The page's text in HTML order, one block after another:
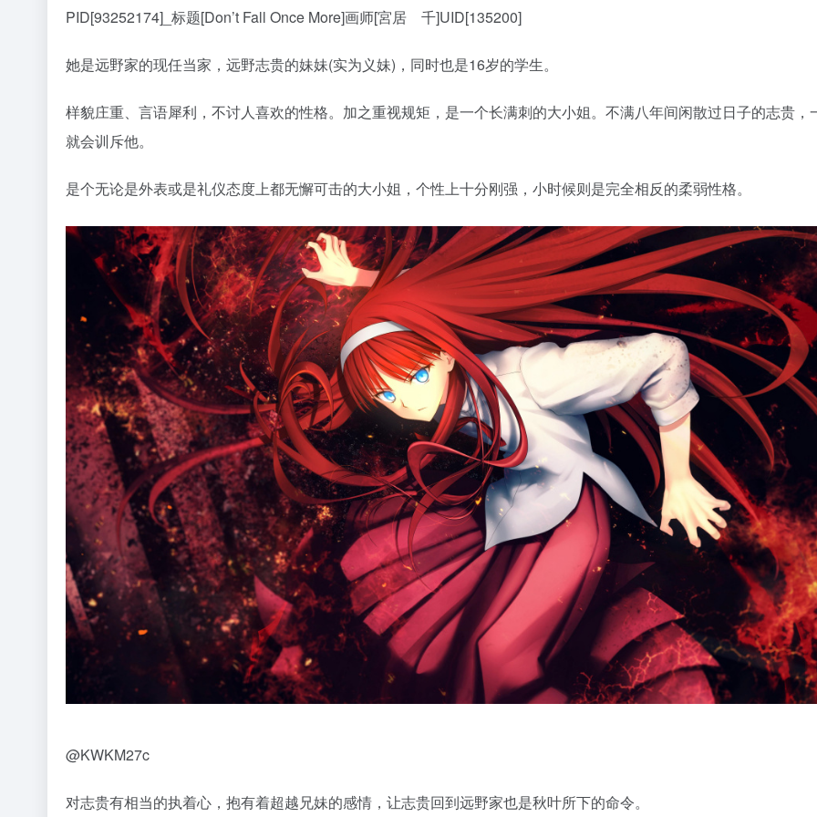
PID[93252174]_标题[Don’t Fall Once More]画师[宮居 千]UID[135200]
她是远野家的现任当家，远野志贵的妹妹(实为义妹)，同时也是16岁的学生。
样貌庄重、言语犀利，不讨人喜欢的性格。加之重视规矩，是一个长满刺的大小姐。不满八年间闲散过日子的志贵，
就会训斥他。
是个无论是外表或是礼仪态度上都无懈可击的大小姐，个性上十分刚强，小时候则是完全相反的柔弱性格。
@KWKM27c
对志贵有相当的执着心，抱有着超越兄妹的感情，让志贵回到远野家也是秋叶所下的命令。